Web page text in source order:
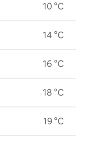
10 °C
14 °C
16 °C
18 °C
19 °C